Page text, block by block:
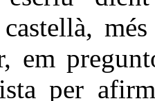
em
per